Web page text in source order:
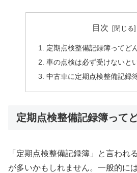
目次
定期点検整備記録簿ってど
車の点検は必ず受けないと
中古車に定期点検整備記録
定期点検整備記録簿って
「定期点検整備記録簿」と言われ
が多いかもしれません。一般的に